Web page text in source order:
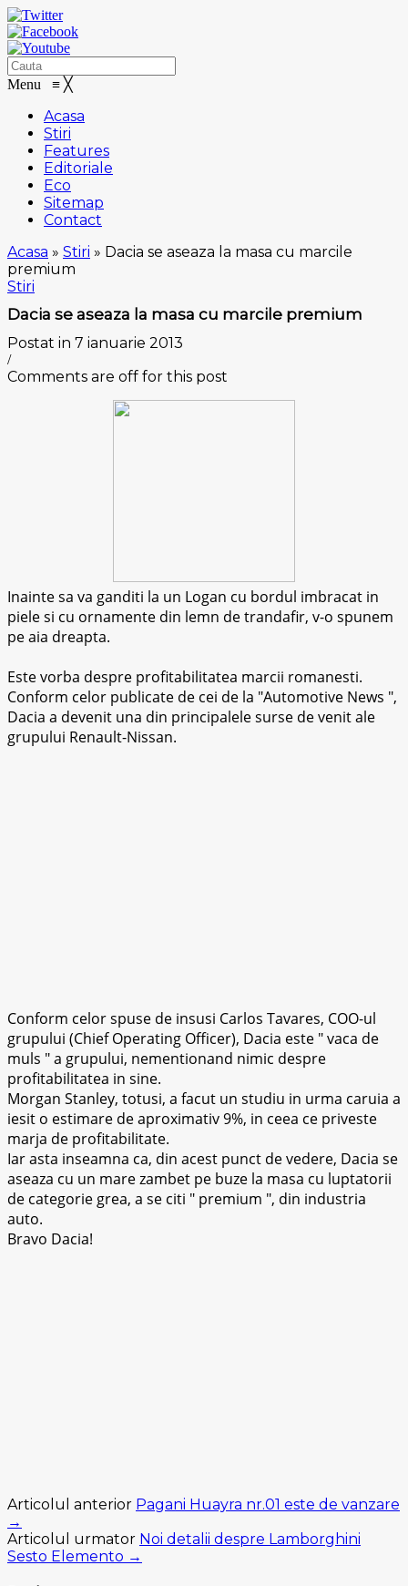
Menu ≡ ╳
Acasa
Stiri
Features
Editoriale
Eco
Sitemap
Contact
Acasa » Stiri » Dacia se aseaza la masa cu marcile
premium
Stiri
Dacia se aseaza la masa cu marcile premium
Postat in 7 ianuarie 2013
/
Comments are off for this post
Inainte sa va ganditi la un Logan cu bordul imbracat in
piele si cu ornamente din lemn de trandafir, v-o spunem
pe aia dreapta.
Este vorba despre profitabilitatea marcii romanesti.
Conform celor publicate de cei de la Automotive News ,
Dacia a devenit una din principalele surse de venit ale
grupului Renault-Nissan.
Conform celor spuse de insusi Carlos Tavares, COO-ul
grupului (Chief Operating Officer), Dacia este
vaca de
muls
a grupului, nementionand nimic despre
profitabilitatea in sine.
Morgan Stanley, totusi, a facut un studiu in urma caruia a
iesit o estimare de aproximativ 9%, in ceea ce priveste
marja de profitabilitate.
Iar asta inseamna ca, din acest punct de vedere, Dacia se
aseaza cu un mare zambet pe buze la masa cu luptatorii
de categorie grea, a se citi
premium , din industria
auto.
Bravo Dacia!
Articolul anterior Pagani Huayra nr.01 este de vanzare
→
Articolul urmator Noi detalii despre Lamborghini
Sesto Elemento →